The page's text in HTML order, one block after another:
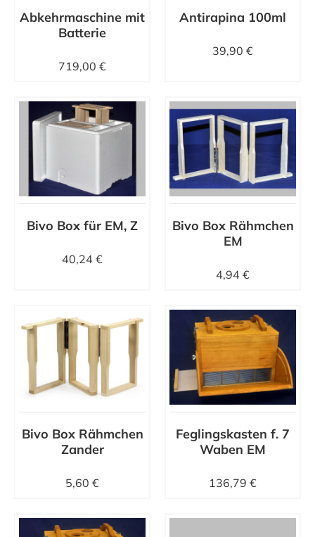
Abkehrmaschine mit
Batterie
719,00 €
Antirapina 100ml
39,90 €
Bivo Box für EM, Z
40,24 €
Bivo Box Rähmchen
EM
4,94 €
Bivo Box Rähmchen
Zander
5,60 €
Feglingskasten f. 7
Waben EM
136,79 €